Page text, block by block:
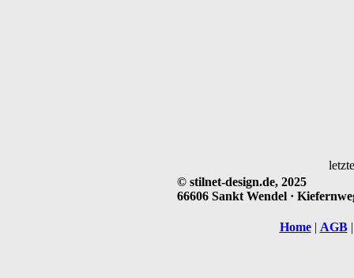
© stilnet-design.de, 2025
66606 Sankt Wendel ·
Home| AGB